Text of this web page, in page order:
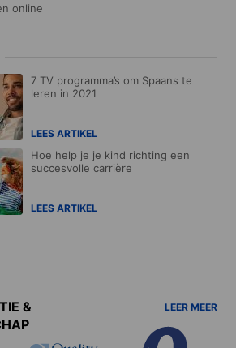
online
7 TV programma’s om Spaans te
leren in 2021
LEES ARTIKEL
Hoe help je je kind richting een
succesvolle carrière
LEES ARTIKEL
&
LEER MEER